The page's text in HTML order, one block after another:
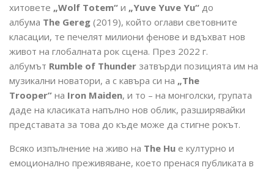
хитовете „Wolf Totem“ и „Yuve Yuve Yu“ до
албума The Gereg (2019), който оглави световните
класации, те печелят милиони фенове и вдъхват нов
живот на глобалната рок сцена. През 2022 г.
албумът Rumble of Thunder затвърди позицията им на
музикални новатори, а с кавъра си на „The
Trooper” на Iron Maiden, и то – на монголски, групата
даде на класиката напълно нов облик, разширявайки
представата за това до къде може да стигне рокът.
Всяко изпълнение на живо на The Hu е културно и
емоционално преживяване, което пренася публиката в